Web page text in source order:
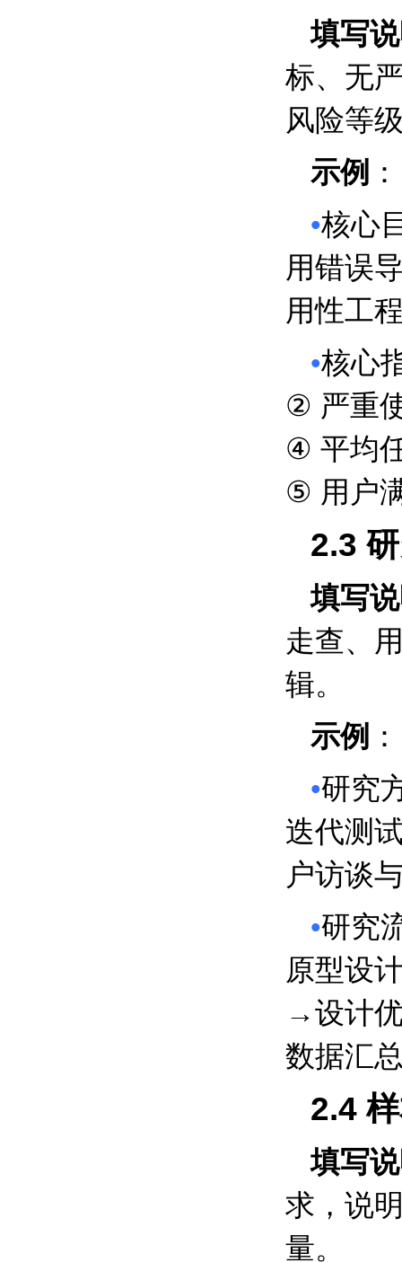
填写
标、无
风险等
示例 ：
•核心
用错误
用性工
•核心
② 严重
④ 平均
⑤ 用户
2.3
填写
走查、
辑。
示例 ：
•研究
迭代测
户访谈
•研究
原型设
→设计
数据汇
2.4
填写
求，说
量。